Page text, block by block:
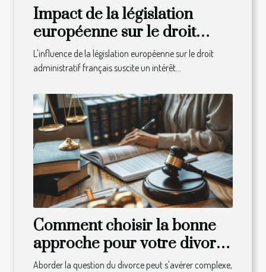
Impact de la législation
européenne sur le droit
administratif français
L'influence de la législation européenne sur le droit
administratif français suscite un intérêt...
Comment choisir la bonne
approche pour votre divorce
en droit suisse
Aborder la question du divorce peut s'avérer complexe,